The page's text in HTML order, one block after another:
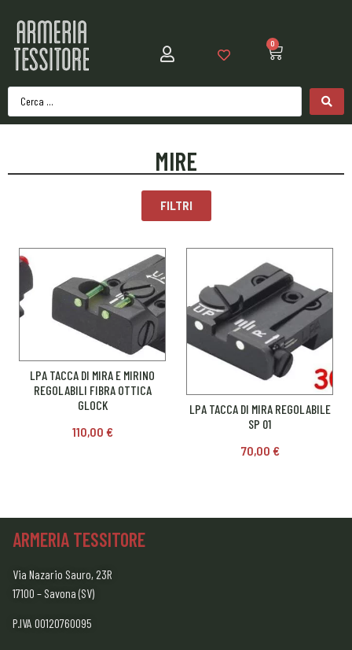
0
MIRE
FILTRI
LPA TACCA DI MIRA E MIRINO
REGOLABILI FIBRA OTTICA
GLOCK
110,00 €
LPA TACCA DI MIRA REGOLABILE
SP 01
70,00 €
ARMERIA TESSITORE
Via Nazario Sauro, 23R
17100 – Savona (SV)
P.IVA 00120760095